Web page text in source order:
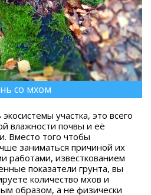
со мхом
участка, это всего
влажности почвы и её
Вместо того чтобы
заниматься причиной их
работами, известкованием
показатели грунта, вы
количество мхов и
образом, а не физически